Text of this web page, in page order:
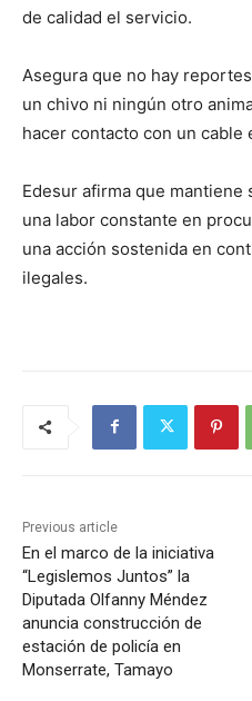
de calidad el servicio.
Asegura que no hay
un chivo ni ningún otro
hacer contacto con un cable
Edesur afirma que
una labor constante en
una acción sostenida en
ilegales.
Previous article
En el marco de la iniciativa
“Legislemos Juntos” la
Diputada Olfanny Méndez
anuncia construcción de
estación de policía en
Monserrate, Tamayo